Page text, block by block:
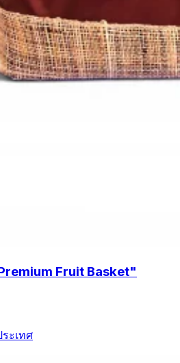
Fruit Basket"
ะเทศ